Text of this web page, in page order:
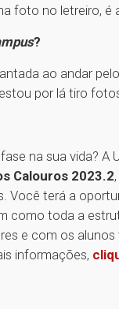
foto no letreiro,
?
ao andar
por lá tiro
na sua vida?
Calouros 2023.2
Você terá a
como toda a
e com os
informações,